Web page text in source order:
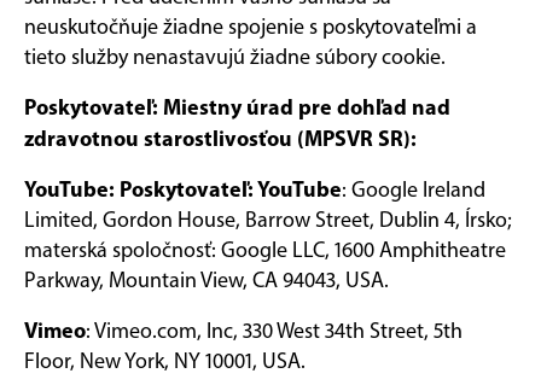
neuskutočňuje žiadne spojenie s poskytovateľmi a
tieto služby nenastavujú žiadne súbory cookie.
Poskytovateľ: Miestny úrad pre dohľad nad
zdravotnou starostlivosťou (MPSVR SR):
YouTube: Poskytovateľ: YouTube: Google Ireland
Limited, Gordon House, Barrow Street, Dublin 4, Írsko;
materská spoločnosť: Google LLC, 1600 Amphitheatre
Parkway, Mountain View, CA 94043, USA.
Vimeo: Vimeo.com, Inc, 330 West 34th Street, 5th
Floor, New York, NY 10001, USA.